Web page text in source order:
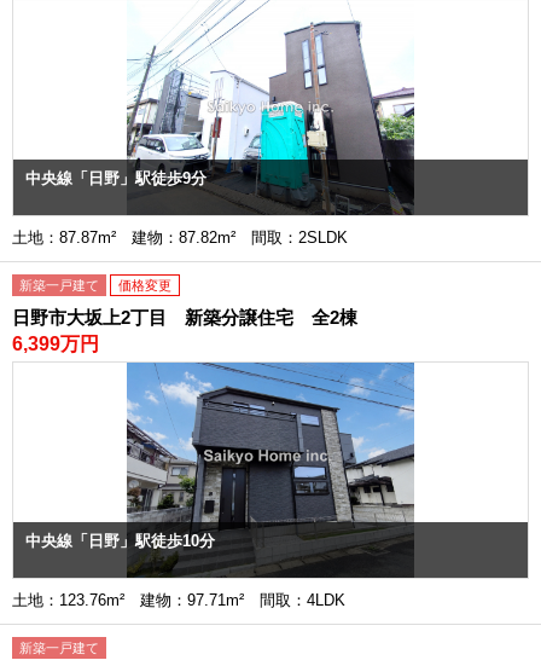
中央線「日野」駅徒歩9分
土地：87.87m² 建物：87.82m² 間取：2SLDK
新築一戸建て 価格変更
日野市大坂上2丁目 新築分譲住宅 全2棟
6,399万円
中央線「日野」駅徒歩10分
土地：123.76m² 建物：97.71m² 間取：4LDK
新築一戸建て